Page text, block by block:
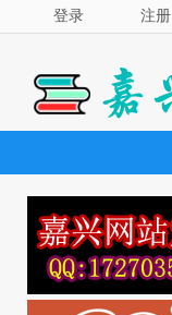
登录 注册